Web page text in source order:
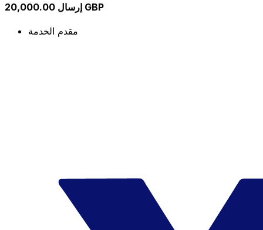
إرسال 20,000.00 GBP
مقدم الخدمة